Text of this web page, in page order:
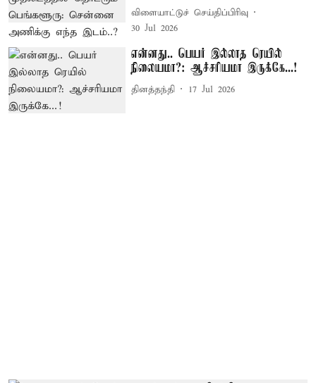
விளையாட்டுச் செய்திப்பிரிவு
30 Jul 2026
என்னது.. பெயர் இல்லாத ரெயில்
நிலையமா?: ஆச்சரியமா இருக்கே...!
தினத்தந்தி 17 Jul 2026